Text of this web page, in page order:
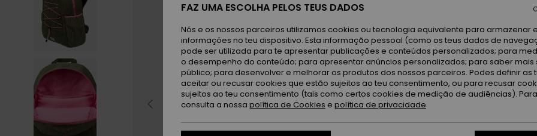
Cor
FAZ UMA ESCOLHA PELOS TEUS DADOS
Nós e os nossos parceiros utilizamos cookies ou tecnologia equivalente para armazenar
informações no teu dispositivo. Esta informação pessoal (como os teus dados de
pode ser utilizada para te apresentar publicações e conteúdos personalizados; para
o desempenho do conteúdo; para apresentar anúncios personalizados; para saber mais
público; para desenvolver e melhorar os produtos dos nossos parceiros. Podes definir as
aceitar ou recusar cookies que estão sujeitos ao teu consentimento, ou para recusar
sujeitos ao teu consentimento (tais como certos cookies de medição de audiências).
consulta a nossa política de Cookies e política de privacidade